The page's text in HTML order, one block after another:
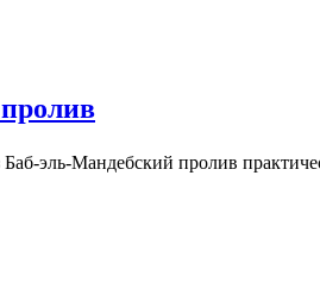
эль-Мандебский пролив